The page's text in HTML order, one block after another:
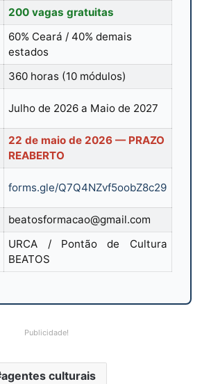
200 vagas gratuitas
60% Ceará / 40% demais
estados
360 horas (10 módulos)
Julho de 2026 a Maio de 2027
22 de maio de 2026 — PRAZO
REABERTO
forms.gle/Q7Q4NZvf5oobZ8c29
beatosformacao@gmail.com
URCA / Pontão de Cultura
BEATOS
Publicidade!
agentes culturais